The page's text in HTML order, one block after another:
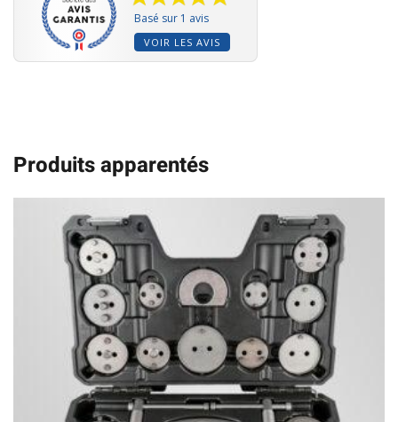
Basé sur 1 avis
VOIR LES AVIS
Produits apparentés